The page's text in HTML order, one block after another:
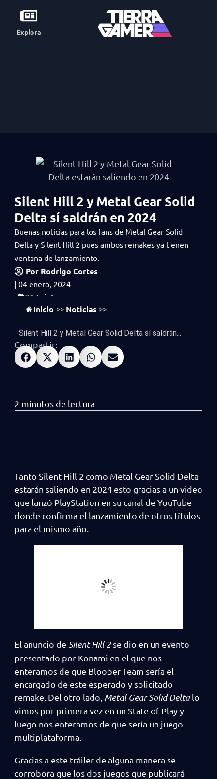
Explora
Silent Hill 2 y Metal Gear Solid
Delta sí saldrán en 2024
Buenas noticias para los fans de Metal Gear Solid
Delta y Silent Hill 2 pues ambos remakes ya tienen
ventana de lanzamiento.
Por Rodrigo Cortes
| 04 enero, 2024
914 vistas
Inicio >> Noticias >>
Silent Hill 2 y Metal Gear Solid Delta sí saldrán...
Compartir:
Tanto Silent Hill 2 como Metal Gear Solid Delta
estarán saliendo en 2024 esto gracias a un video
que lanzó PlayStation en su canal de YouTube
donde confirma el lanzamiento de otros títulos
para el mismo año.
El anuncio de Silent Hill 2se dio en un evento
presentado por Konami en el que nos
enteramos de que Bloober Team sería el
encargado de este esperado y solicitado
remake. Del otro lado, Metal Gear Solid Deltalo
vimos por primera vez en un State of Play y
luego nos enteramos de que sería un juego
multiplataforma.
Gracias a este tráiler de alguna manera se
corrobora que los dos juegos que publicará